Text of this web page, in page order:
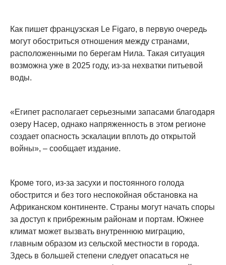
Как пишет французская Le Figaro, в первую очередь
могут обостриться отношения между странами,
расположенными по берегам Нила. Такая ситуация
возможна уже в 2025 году, из-за нехватки питьевой
воды.
«Египет располагает серьезными запасами благодаря
озеру Насер, однако напряженность в этом регионе
создает опасность эскалации вплоть до открытой
войны», – сообщает издание.
Кроме того, из-за засухи и постоянного голода
обострится и без того неспокойная обстановка на
Африканском континенте. Страны могут начать споры
за доступ к прибрежным районам и портам. Южнее
климат может вызвать внутреннюю миграцию,
главным образом из сельской местности в города.
Здесь в большей степени следует опасаться не